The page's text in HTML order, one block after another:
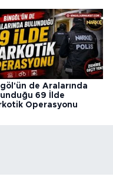
de Aralarında
69 İlde
Operasyonu